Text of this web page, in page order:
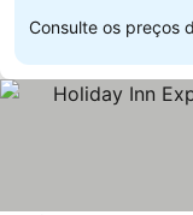
Consulte os preços